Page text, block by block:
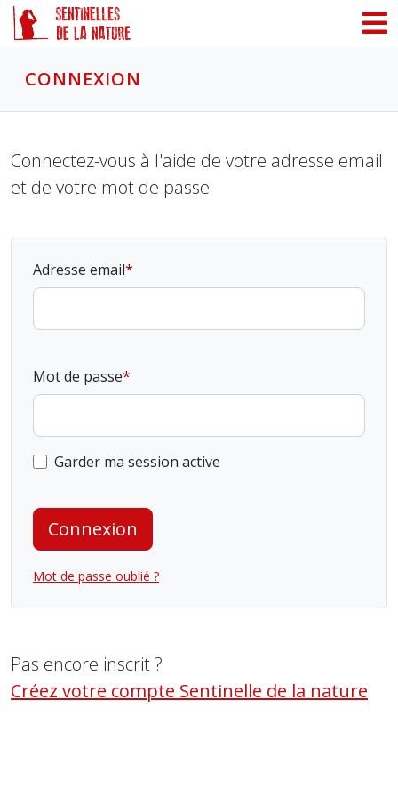
CONNEXION
Connectez-vous à l'aide de votre adresse email
et de votre mot de passe
Adresse email
Mot de passe
Garder ma session active
Connexion
Mot de passe oublié ?
Pas encore inscrit ?
Créez votre compte Sentinelle de la nature
Panneau de gestion des cookies